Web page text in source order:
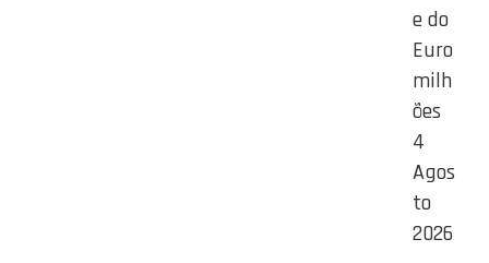
e do
Euro
milh
ões
4
Agos
to
2026